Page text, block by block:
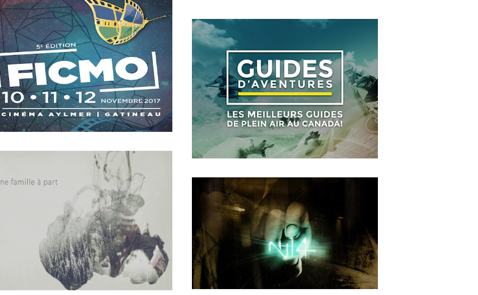
16
2018
The machine called Progress
2018
WIGUP
FICMO
2018
Guides D’aventures
APRIL